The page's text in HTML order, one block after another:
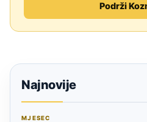
Podrži
Najnovije
MJESEC